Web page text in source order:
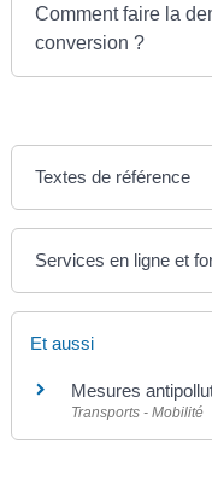
Comment faire la
conversion ?
Textes de référence
Services en ligne et
Et aussi
Mesures
Transports - Mobilité